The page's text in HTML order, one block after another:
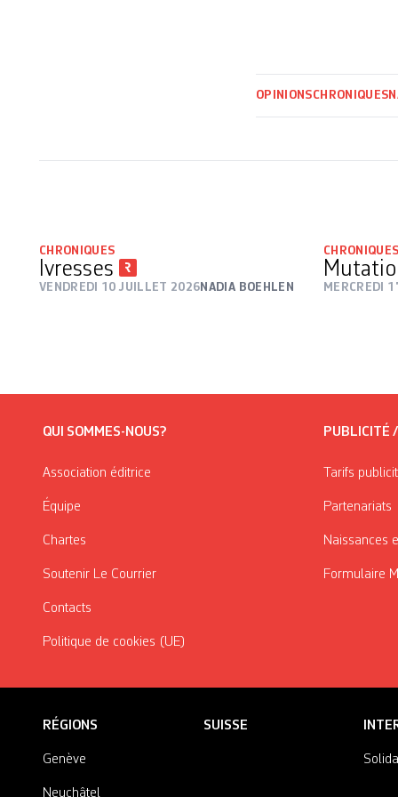
OPINIONSCHRONIQUES
CHRONIQUES
Ivresses
VENDREDI 10 JUILLET 2026 NADIA BOEHLEN MERCREDI
QUI SOMMES-NOUS?
Association éditrice
Équipe
Chartes
Soutenir Le Courrier
Contacts
Politique de cookies (UE)
PUBLICITÉ
Tarifs
Partenariats
Naissances
Formulaire
RÉGIONS
Genève
Neuchâtel
SUISSE